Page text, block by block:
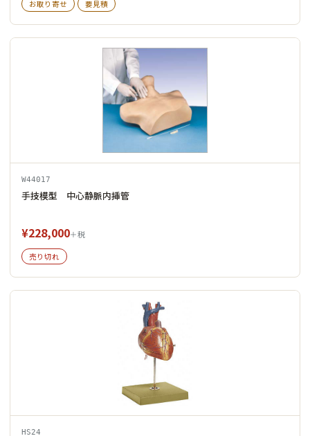
お取り寄せ 要見積
W44017
手技模型 中心静脈内挿管
¥228,000＋税
売り切れ
HS24